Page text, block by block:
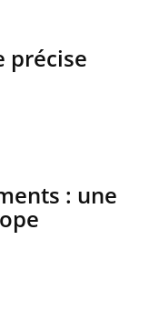
précise
: une